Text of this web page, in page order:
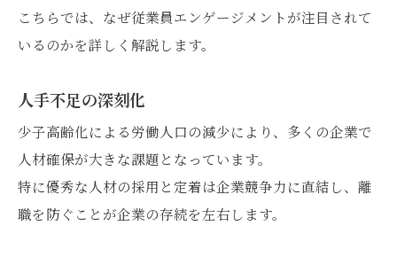
こちらでは、なぜ従業員エンゲージメントが注目されて
いるのかを詳しく解説します。
人手不足の深刻化
少子高齢化による労働人口の減少により、多くの企業で
人材確保が大きな課題となっています。
特に優秀な人材の採用と定着は企業競争力に直結し、離
職を防ぐことが企業の存続を左右します。